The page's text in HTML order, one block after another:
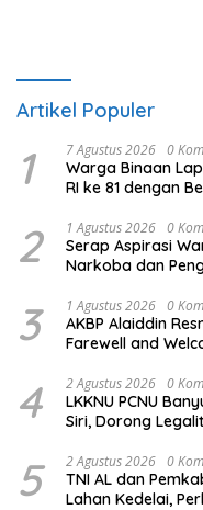
Artikel Populer
1 7 Agustus 2026 0
Warga Binaan
RI ke 81 dengan
2 1 Agustus 2026 0
Serap Aspirasi
Narkoba dan
3 1 Agustus 2026 0
AKBP Alaiddin
Farewell and
4 2 Agustus 2026 0
LKKNU PCNU
Siri, Dorong
5 2 Agustus 2026 0
TNI AL dan
Lahan Kedelai,